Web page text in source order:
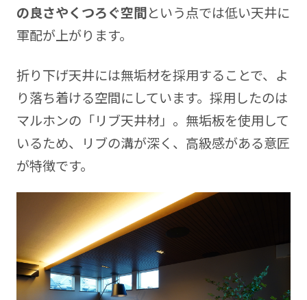
の良さやくつろぐ空間という点では低い天井に
軍配が上がります。
折り下げ天井には無垢材を採用することで、よ
り落ち着ける空間にしています。採用したのは
マルホンの「リブ天井材」。無垢板を使用して
いるため、リブの溝が深く、高級感がある意匠
が特徴です。